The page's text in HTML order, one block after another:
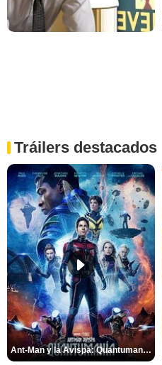
Tráilers destacados
Ant-Man y la Avispa: Quantumanía Tráiler (2)